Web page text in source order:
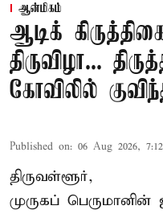
ஆன்மிகம்
ஆடிக்
திருவிழா...
கோவிலில்
Published on: 06 Aug 2026,
திருவள்ளூர்,
முருகப்